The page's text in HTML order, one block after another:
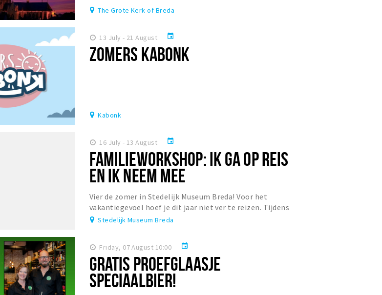
The Grote Kerk of Breda
13 July - 21 August event
ZOMERS KABONK
Kabonk
16 July - 13 August event
FAMILIEWORKSHOP: IK GA OP REIS
EN IK NEEM MEE
Vier de zomer in Stedelijk Museum Breda! Voor het
vakantiegevoel hoef je dit jaar niet ver te reizen. Tijdens
deze familieworkshop ga je op reis, alle...
Stedelijk Museum Breda
Friday, 07 August 10:00 event
GRATIS PROEFGLAASJE
SPECIAALBIER!